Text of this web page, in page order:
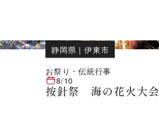
静岡県 ｜伊東市
お祭り・伝統行事
8/10
按針祭 海の花火大会